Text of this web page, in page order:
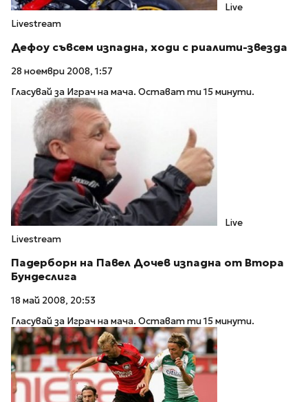
Live
Livestream
Дефоу съвсем изпадна, ходи с риалити-звезда
28 ноември 2008, 1:57
Гласувай за Играч на мача. Остават ти 15 минути.
Live
Livestream
Падерборн на Павел Дочев изпадна от Втора
Бундеслига
18 май 2008, 20:53
Гласувай за Играч на мача. Остават ти 15 минути.